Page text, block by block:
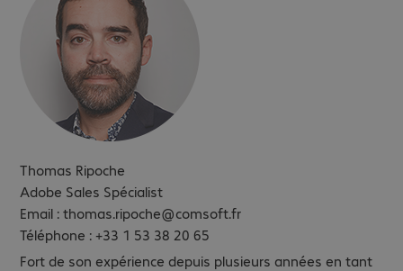
Thomas Ripoche
Adobe Sales Spécialist
Email : thomas.ripoche@comsoft.fr
Téléphone : +33 1 53 38 20 65
Fort de son expérience depuis plusieurs années en tant